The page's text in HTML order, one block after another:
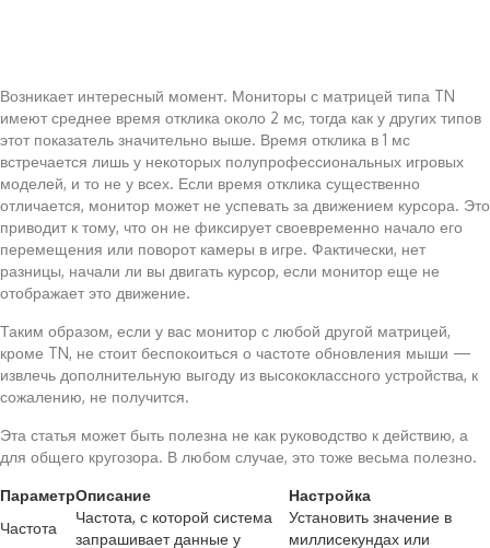
Возникает интересный момент. Мониторы с матрицей типа TN
имеют среднее время отклика около 2 мс, тогда как у других типов
этот показатель значительно выше. Время отклика в 1 мс
встречается лишь у некоторых полупрофессиональных игровых
моделей, и то не у всех. Если время отклика существенно
отличается, монитор может не успевать за движением курсора. Это
приводит к тому, что он не фиксирует своевременно начало его
перемещения или поворот камеры в игре. Фактически, нет
разницы, начали ли вы двигать курсор, если монитор еще не
отображает это движение.
Таким образом, если у вас монитор с любой другой матрицей,
кроме TN, не стоит беспокоиться о частоте обновления мыши —
извлечь дополнительную выгоду из высококлассного устройства, к
сожалению, не получится.
Эта статья может быть полезна не как руководство к действию, а
для общего кругозора. В любом случае, это тоже весьма полезно.
ПараметрОписание
Настройка
Частота
Частота, с которой система
запрашивает данные у
Установить значение в
миллисекундах или